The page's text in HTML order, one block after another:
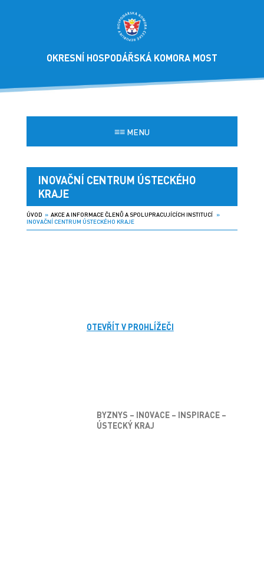
OKRESNÍ HOSPODÁŘSKÁ KOMORA MOST
≡≡MENU
INOVAČNÍ CENTRUM ÚSTECKÉHO
KRAJE
ÚVOD » AKCE A INFORMACE ČLENŮ A SPOLUPRACUJÍCÍCH INSTITUCÍ»
INOVAČNÍ CENTRUM ÚSTECKÉHO KRAJE
OTEVŘÍT V PROHLÍŽEČI
BYZNYS – INOVACE – INSPIRACE –
ÚSTECKÝ KRAJ